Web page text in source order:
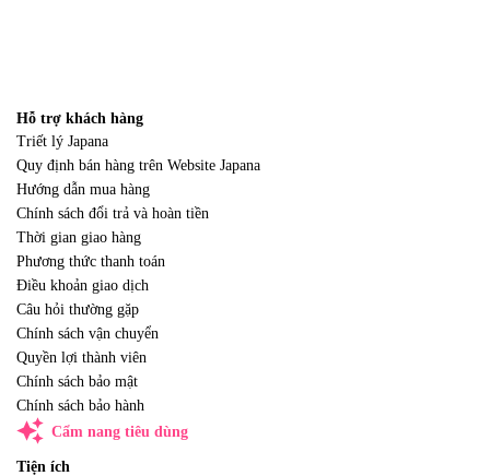
Hỗ trợ khách hàng
Triết lý Japana
Quy định bán hàng trên Website Japana
Hướng dẫn mua hàng
Chính sách đổi trả và hoàn tiền
Thời gian giao hàng
Phương thức thanh toán
Điều khoản giao dịch
Câu hỏi thường gặp
Chính sách vận chuyển
Quyền lợi thành viên
Chính sách bảo mật
Chính sách bảo hành
auto_awesome Cẩm nang tiêu dùng
Tiện ích